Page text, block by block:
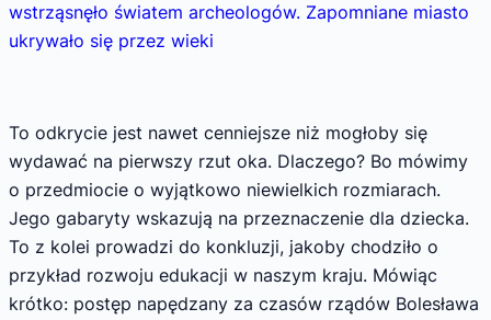
wstrząsnęło światem archeologów. Zapomniane miasto
ukrywało się przez wieki
To odkrycie jest nawet cenniejsze niż mogłoby się
wydawać na pierwszy rzut oka. Dlaczego? Bo mówimy
o przedmiocie o wyjątkowo niewielkich rozmiarach.
Jego gabaryty wskazują na przeznaczenie dla dziecka.
To z kolei prowadzi do konkluzji, jakoby chodziło o
przykład rozwoju edukacji w naszym kraju. Mówiąc
krótko: postęp napędzany za czasów rządów Bolesława